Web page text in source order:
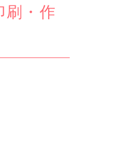
刷・作